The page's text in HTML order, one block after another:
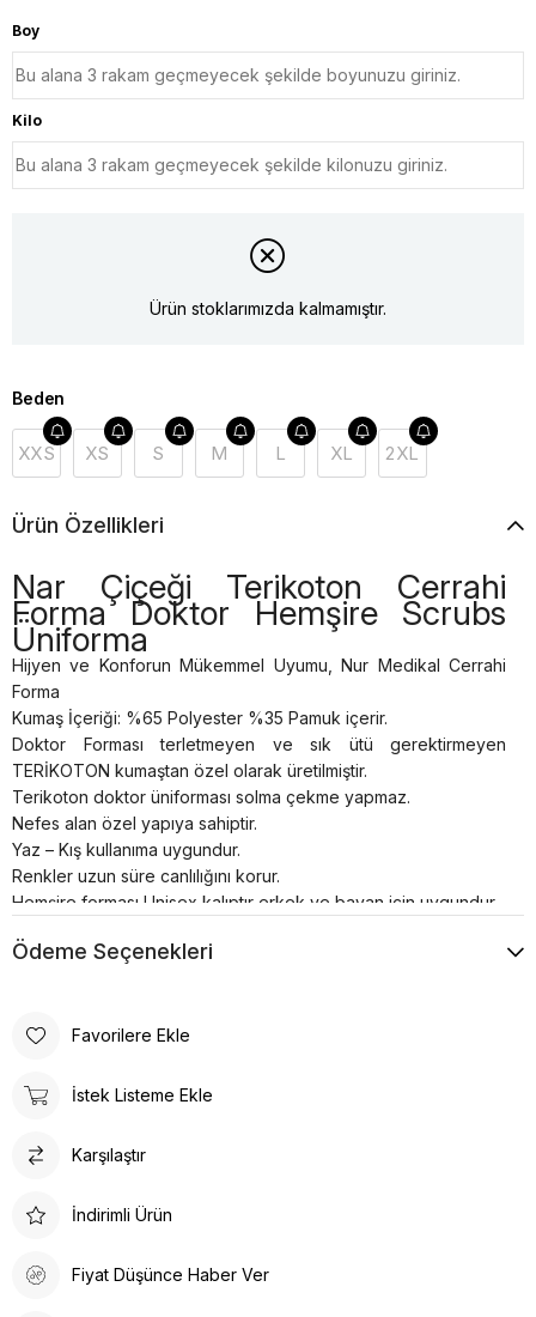
Boy
Kilo
Ürün stoklarımızda kalmamıştır.
Beden
XXS XS S M L XL 2XL
Ürün Özellikleri
Nar Çiçeği Terikoton Cerrahi
Forma Doktor Hemşire Scrubs
Üniforma
Hijyen ve Konforun Mükemmel Uyumu, Nur Medikal Cerrahi
Forma
Kumaş İçeriği: %65 Polyester %35 Pamuk içerir.
Doktor Forması terletmeyen ve sık ütü gerektirmeyen
TERİKOTON kumaştan özel olarak üretilmiştir.
Terikoton doktor üniforması solma çekme yapmaz.
Nefes alan özel yapıya sahiptir.
Yaz – Kış kullanıma uygundur.
Renkler uzun süre canlılığını korur.
Hemşire forması Unisex kalıptır erkek ve bayan için uygundur.
Terikoton cerrahi nöbet forması V yakadır.
Ödeme Seçenekleri
Favorilere Ekle
İstek Listeme Ekle
Karşılaştır
İndirimli Ürün
Fiyat Düşünce Haber Ver